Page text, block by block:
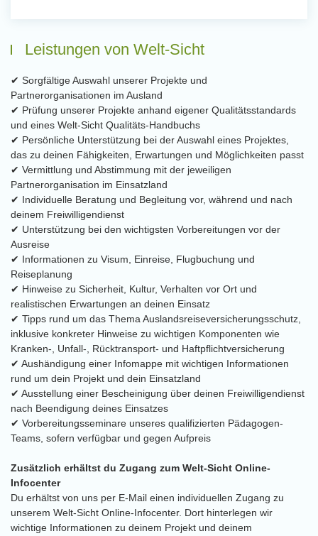
Leistungen von Welt-Sicht
✔ Sorgfältige Auswahl unserer Projekte und
Partnerorganisationen im Ausland
✔ Prüfung unserer Projekte anhand eigener Qualitätsstandards
und eines Welt-Sicht Qualitäts-Handbuchs
✔ Persönliche Unterstützung bei der Auswahl eines Projektes,
das zu deinen Fähigkeiten, Erwartungen und Möglichkeiten passt
✔ Vermittlung und Abstimmung mit der jeweiligen
Partnerorganisation im Einsatzland
✔ Individuelle Beratung und Begleitung vor, während und nach
deinem Freiwilligendienst
✔ Unterstützung bei den wichtigsten Vorbereitungen vor der
Ausreise
✔ Informationen zu Visum, Einreise, Flugbuchung und
Reiseplanung
✔ Hinweise zu Sicherheit, Kultur, Verhalten vor Ort und
realistischen Erwartungen an deinen Einsatz
✔ Tipps rund um das Thema Auslandsreiseversicherungsschutz,
inklusive konkreter Hinweise zu wichtigen Komponenten wie
Kranken-, Unfall-, Rücktransport- und Haftpflichtversicherung
✔ Aushändigung einer Infomappe mit wichtigen Informationen
rund um dein Projekt und dein Einsatzland
✔ Ausstellung einer Bescheinigung über deinen Freiwilligendienst
nach Beendigung deines Einsatzes
✔ Vorbereitungsseminare unseres qualifizierten Pädagogen-
Teams, sofern verfügbar und gegen Aufpreis
Zusätzlich erhältst du Zugang zum Welt-Sicht Online-
Infocenter
Du erhältst von uns per E-Mail einen individuellen Zugang zu
unserem Welt-Sicht Online-Infocenter. Dort hinterlegen wir
wichtige Informationen zu deinem Projekt und deinem